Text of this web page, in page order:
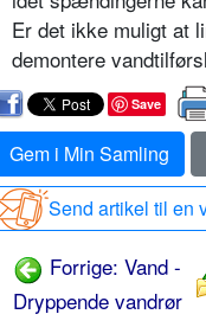
Er det ikke muligt at
demontere
Save
Gem i Min Samling
Send artikel til en
Forrige: Vand -
Dryppende vandrør